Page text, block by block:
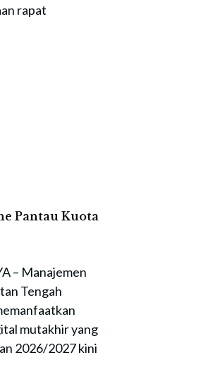
rapat
Pantau Kuota
– Manajemen
Tengah
mutakhir yang
2026/2027 kini